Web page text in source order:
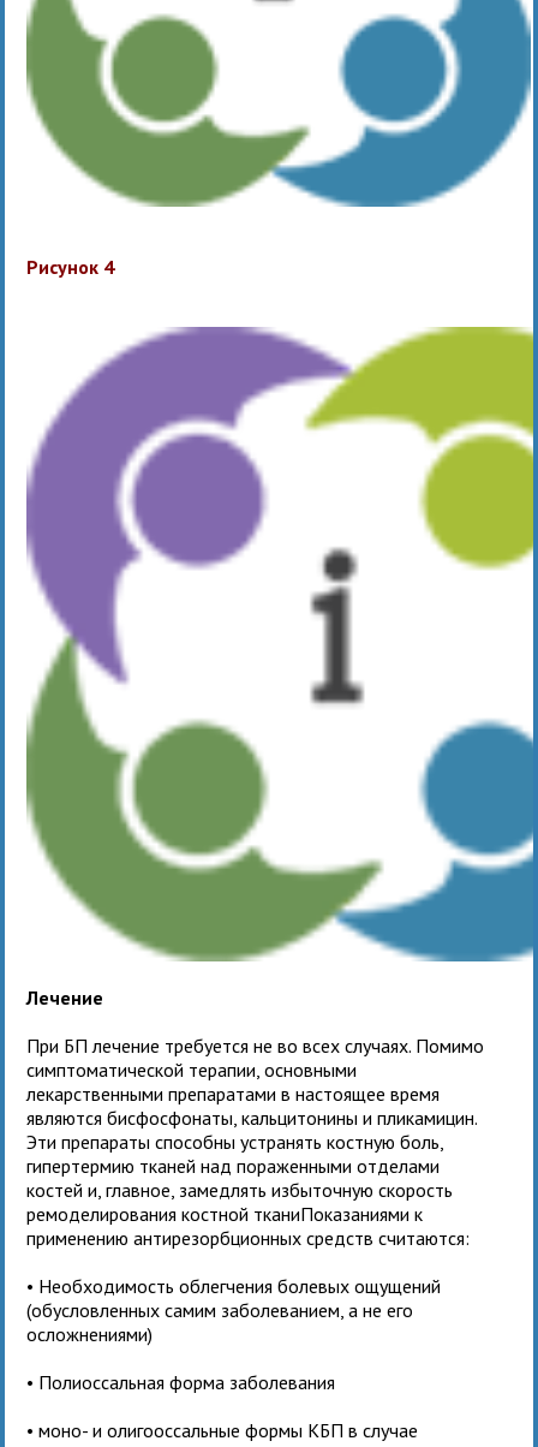
Рисунок 4
Лечение
При БП лечение требуется не во всех случаях. Помимо
симптоматической терапии, основными
лекарственными препаратами в настоящее время
являются бисфосфонаты, кальцитонины и пликамицин.
Эти препараты способны устранять костную боль,
гипертермию тканей над пораженными отделами
костей и, главное, замедлять избыточную скорость
ремоделирования костной тканиПоказаниями к
применению антирезорбционных средств считаются:
• Необходимость облегчения болевых ощущений
(обусловленных самим заболеванием, а не его
осложнениями)
• Полиоссальная форма заболевания
• моно- и олигооссальные формы КБП в случае